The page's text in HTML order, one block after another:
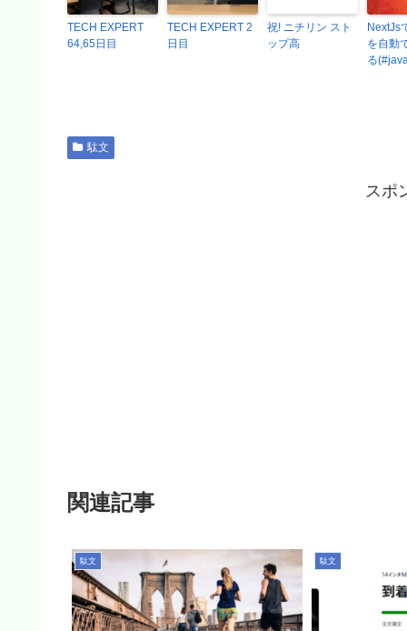
TECH EXPERT
64,65日目
TECH EXPERT 2
日目
祝! ニチリン スト
ップ高
NextJs
を自動
る
駄文
スポ
関連記事
駄文 駄文